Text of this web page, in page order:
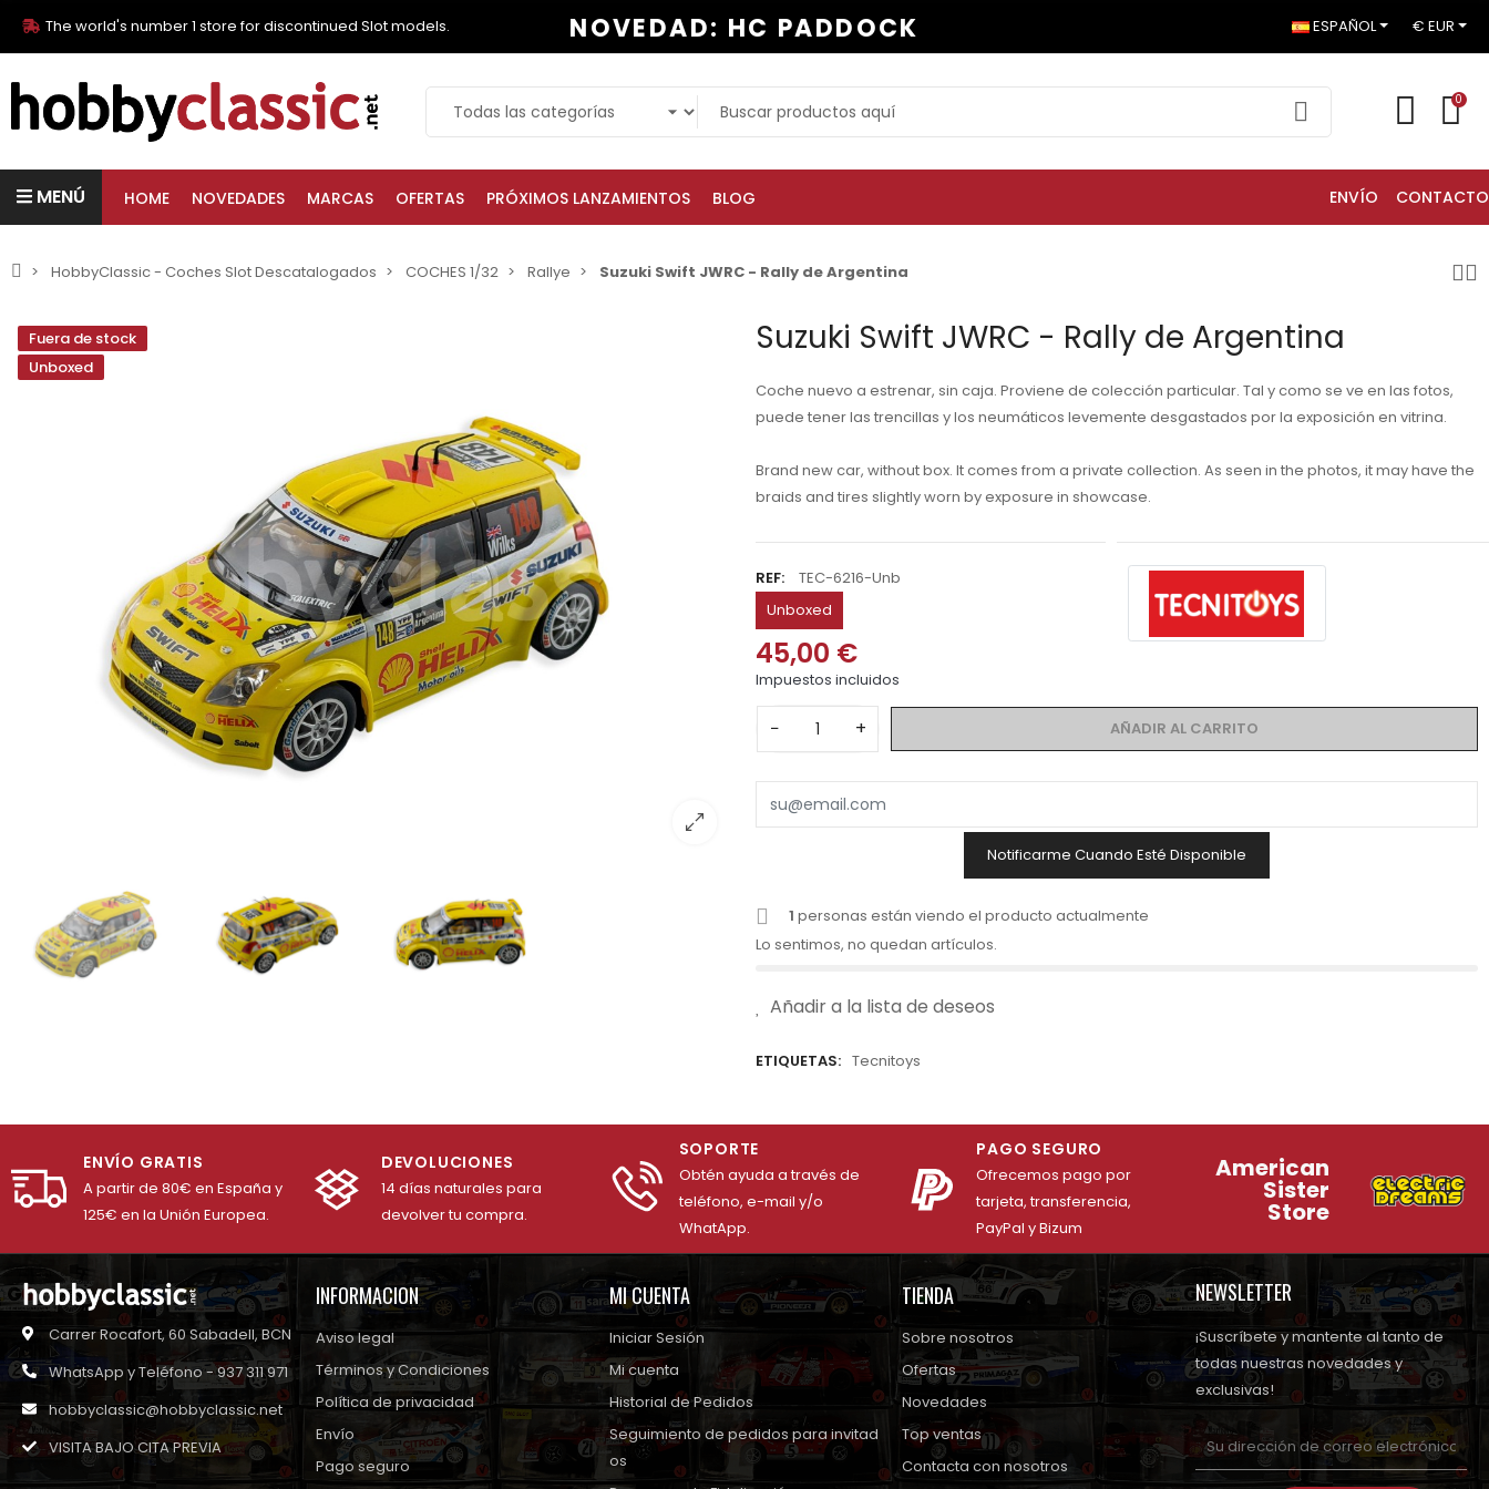
The world's number 1 store for discontinued Slot models. NOVEDAD: HC PADDOCK ESPAÑOL € EUR
0
MENÚ HOME NOVEDADES MARCAS OFERTAS PRÓXIMOS LANZAMIENTOS BLOG ENVÍO CONTACTO
HobbyClassic - Coches Slot Descatalogados COCHES 1/32 Rallye Suzuki Swift JWRC - Rally de Argentina
Fuera de stock
Unboxed
Suzuki Swift JWRC - Rally de Argentina
Coche nuevo a estrenar, sin caja. Proviene de colección particular. Tal y como se ve en las fotos,
puede tener las trencillas y los neumáticos levemente desgastados por la exposición en vitrina.
Brand new car, without box. It comes from a private collection. As seen in the photos, it may have the
braids and tires slightly worn by exposure in showcase.
REF:
TEC-6216-Unb
Unboxed
45,00 €
Impuestos incluidos
− + AÑADIR AL CARRITO
Notificarme Cuando Esté Disponible
1 personas están viendo el producto actualmente
Lo sentimos, no quedan artículos.
Añadir a la lista de deseos
ETIQUETAS: Tecnitoys
ENVÍO GRATIS
A partir de 80€ en España y
125€ en la Unión Europea.
DEVOLUCIONES
14 días naturales para
devolver tu compra.
SOPORTE
Obtén ayuda a través de
teléfono, e-mail y/o
WhatApp.
PAGO SEGURO
Ofrecemos pago por
tarjeta, transferencia,
PayPal y Bizum
American
Sister
Store
Carrer Rocafort, 60 Sabadell, BCN
WhatsApp y Teléfono - 937 311 971
hobbyclassic@hobbyclassic.net
VISITA BAJO CITA PREVIA
INFORMACION
Aviso legal
Términos y Condiciones
Política de privacidad
Envío
Pago seguro
MI CUENTA
Iniciar Sesión
Mi cuenta
Historial de Pedidos
Seguimiento de pedidos para invitad
os
TIENDA
Sobre nosotros
Ofertas
Novedades
Top ventas
Contacta con nosotros
NEWSLETTER
¡Suscríbete y mantente al tanto de
todas nuestras novedades y
exclusivas!